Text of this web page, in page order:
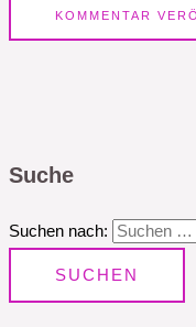
Suche
Suchen nach: